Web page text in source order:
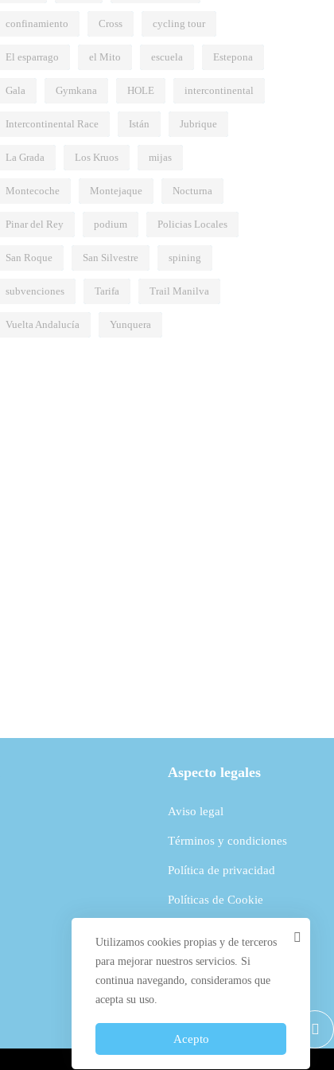
NOTICIAS
Se solicita reconsideración al
bicicletas en el paseo marítimo de
confinamiento Cross cycling tour
El esparrago el Mito escuela Estepona
Gala Gymkana HOLE intercontinental
Intercontinental Race Istán Jubrique
La Grada Los Kruos mijas
Montecoche Montejaque Nocturna
Pinar del Rey podium Policias Locales
San Roque San Silvestre spining
subvenciones Tarifa Trail Manilva
Vuelta Andalucía Yunquera
Aspecto legales
Aviso legal
Términos y condiciones
Política de privacidad
Políticas de Cookie
Utilizamos cookies propias y de terceros
para mejorar nuestros servicios. Si
continua navegando, consideramos que
acepta su uso.
Acepto